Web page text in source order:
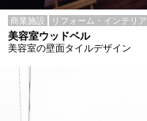
商業施設 リフォーム・インテリア
美容室ウッドベル
美容室の壁面タイルデザイン